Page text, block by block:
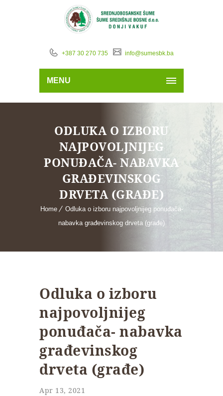
+387 30 270 735 info@sumesbk.ba
MENU
ODLUKA O IZBORU
NAJPOVOLJNIJEG
PONUĐAČA- NABAVKA
GRAĐEVINSKOG
DRVETA (GRAĐE)
Home
Odluka o izboru najpovoljnijeg ponuđača-
nabavka građevinskog drveta (građe)
Odluka o izboru
najpovoljnijeg
ponuđača- nabavka
građevinskog
drveta (građe)
Apr 13, 2021